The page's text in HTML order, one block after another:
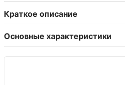
Краткое описание
Основные характеристики